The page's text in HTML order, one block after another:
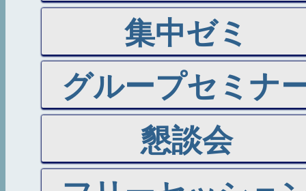
集中ゼミ
グループセミナ
懇談会